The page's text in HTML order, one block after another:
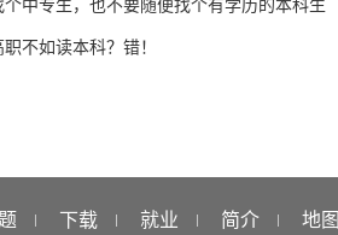
中专生，也不要随便找个有学历的本科生
不如读本科？错！
下载 就业 简介 地图